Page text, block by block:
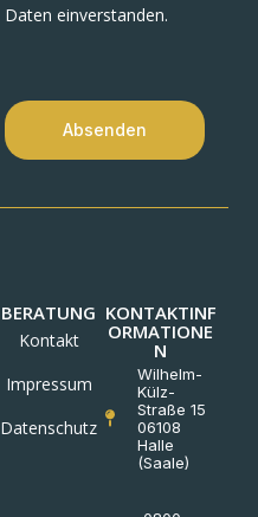
Daten einverstanden.
Absenden
BERATUNG
Kontakt
Impressum
Datenschutz
KONTAKTINF
ORMATIONE
N
Wilhelm-
Külz-
Straße 15
06108
Halle
(Saale)